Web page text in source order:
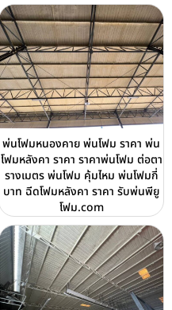
พ่นโฟมหนองคาย พ่นโฟม ราคา พ่น
โฟมหลังคา ราคา ราคาพ่นโฟม ต่อตา
รางเมตร พ่นโฟม คุ้มไหม พ่นโฟมกี่
บาท ฉีดโฟมหลังคา ราคา รับพ่นพียู
โฟม.com